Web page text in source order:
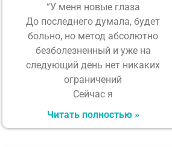
“У меня новые глаза
До последнего думала, будет
больно, но метод абсолютно
безболезненный и уже на
следующий день нет никаких
ограничений
Сейчас я
Читать полностью »